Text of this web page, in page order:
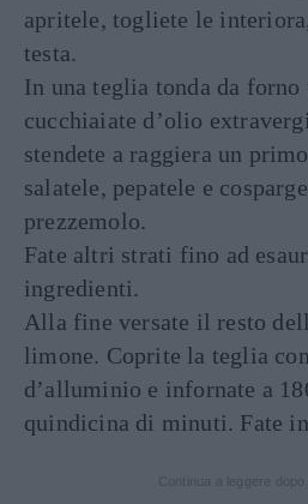
apritele, togliete le
testa.
In una teglia tonda da forno
cucchiaiate d’olio
stendete a raggiera un
salatele, pepatele e
prezzemolo.
Fate altri strati fino ad
ingredienti.
Alla fine versate il resto
limone. Coprite la teglia
d’alluminio e infornate a
quindicina di minuti. Fate